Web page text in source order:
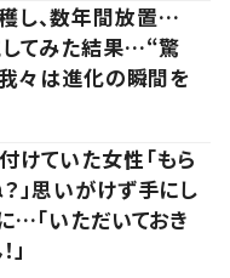
し、数年間放置…
てみた結果…“驚
我々は進化の瞬間を
けていた女性「もら
」思いがけず手にし
…「いただいておき
」